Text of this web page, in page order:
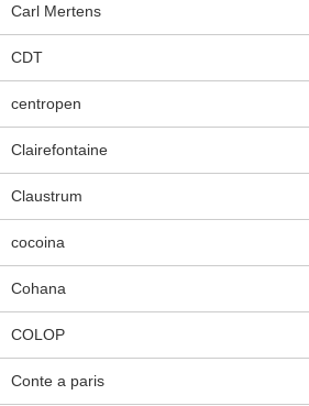
Carl Mertens
CDT
centropen
Clairefontaine
Claustrum
cocoina
Cohana
COLOP
Conte a paris